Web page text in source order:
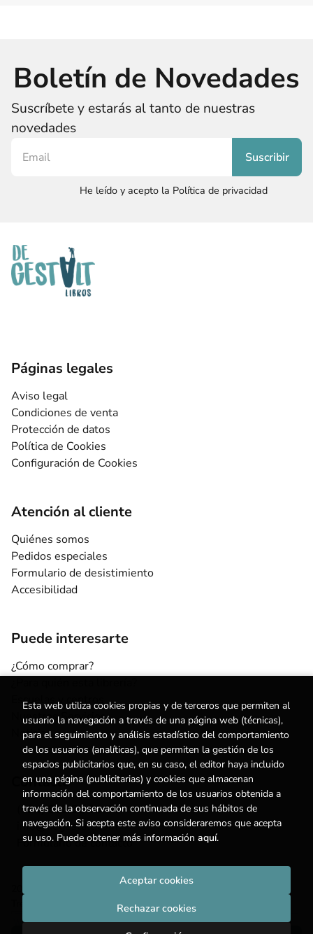
Boletín de Novedades
Suscríbete y estarás al tanto de nuestras
novedades
He leído y acepto la Política de privacidad
Páginas legales
Aviso legal
Condiciones de venta
Protección de datos
Política de Cookies
Configuración de Cookies
Atención al cliente
Quiénes somos
Pedidos especiales
Formulario de desistimiento
Accesibilidad
Puede interesarte
¿Cómo comprar?
Escuelas y centros
Nuestros Servicios
Noticias
Contacto
(+34) 615 55 96 54
info@degestalt.com
Formulario de contacto
2026 ©
. Todos los Derechos Reservados |
Esta web utiliza cookies propias y de terceros que permiten al
usuario la navegación a través de una página web (técnicas),
para el seguimiento y análisis estadístico del comportamiento
de los usuarios (analíticas), que permiten la gestión de los
espacios publicitarios que, en su caso, el editor haya incluido
en una página (publicitarias) y cookies que almacenan
información del comportamiento de los usuarios obtenida a
través de la observación continuada de sus hábitos de
navegación. Si acepta este aviso consideraremos que acepta
su uso. Puede obtener más información aquí.
Rechazar cookies
Aceptar cookies